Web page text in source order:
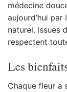
médecine
aujourd’hui
naturel. Issues
respectent
Les
Chaque fleur a